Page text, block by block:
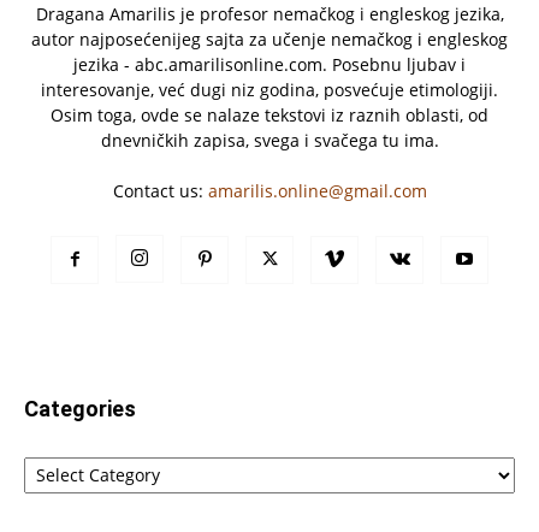
Dragana Amarilis je profesor nemačkog i engleskog jezika,
autor najposećenijeg sajta za učenje nemačkog i engleskog
jezika - abc.amarilisonline.com. Posebnu ljubav i
interesovanje, već dugi niz godina, posvećuje etimologiji.
Osim toga, ovde se nalaze tekstovi iz raznih oblasti, od
dnevničkih zapisa, svega i svačega tu ima.
Contact us: amarilis.online@gmail.com
Categories
Categories